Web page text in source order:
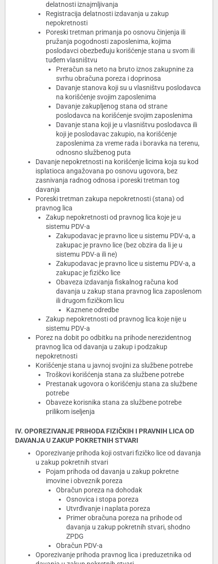
delatnosti iznajmljivanja
Registracija delatnosti izdavanja u zakup
nepokretnosti
Poreski tretman primanja po osnovu činjenja ili
pružanja pogodnosti zaposlenima, kojima
poslodavci obezbeđuju korišćenje stana u svom ili
tuđem vlasništvu
Preračun sa neto na bruto iznos zakupnine za
svrhu obračuna poreza i doprinosa
Davanje stanova koji su u vlasništvu poslodavca
na korišćenje svojim zaposlenima
Davanje zakupljenog stana od strane
poslodavca na korišćenje svojim zaposlenima
Davanje stana koji je u vlasništvu poslodavca ili
koji je poslodavac zakupio, na korišćenje
zaposlenima za vreme rada i boravka na terenu,
odnosno službenog puta
Davanje nepokretnosti na korišćenje licima koja su kod
isplatioca angažovana po osnovu ugovora, bez
zasnivanja radnog odnosa i poreski tretman tog
davanja
Poreski tretman zakupa nepokretnosti (stana) od
pravnog lica
Zakup nepokretnosti od pravnog lica koje je u
sistemu PDV-a
Zakupodavac je pravno lice u sistemu PDV-a, a
zakupac je pravno lice (bez obzira da li je u
sistemu PDV-a ili ne)
Zakupodavac je pravno lice u sistemu PDV-a, a
zakupac je fizičko lice
Obaveza izdavanja fiskalnog računa kod
davanja u zakup stana pravnog lica zaposlenom
ili drugom fizičkom licu
Kaznene odredbe
Zakup nepokretnosti od pravnog lica koje nije u
sistemu PDV-a
Porez na dobit po odbitku na prihode nerezidentnog
pravnog lica od davanja u zakup i podzakup
nepokretnosti
Korišćenje stana u javnoj svojini za službene potrebe
Troškovi korišćenja stana za službene potrebe
Prestanak ugovora o korišćenju stana za službene
potrebe
Obaveze korisnika stana za službene potrebe
prilikom iseljenja
IV. OPOREZIVANJE PRIHODA FIZIČKIH I PRAVNIH LICA OD
DAVANJA U ZAKUP POKRETNIH STVARI
Oporezivanje prihoda koji ostvari fizičko lice od davanja
u zakup pokretnih stvari
Pojam prihoda od davanja u zakup pokretne
imovine i obveznik poreza
Obračun poreza na dohodak
Osnovica i stopa poreza
Utvrđivanje i naplata poreza
Primer obračuna poreza na prihode od
davanja u zakup pokretnih stvari, shodno
ZPDG
Obračun PDV-a
Oporezivanje prihoda pravnog lica i preduzetnika od